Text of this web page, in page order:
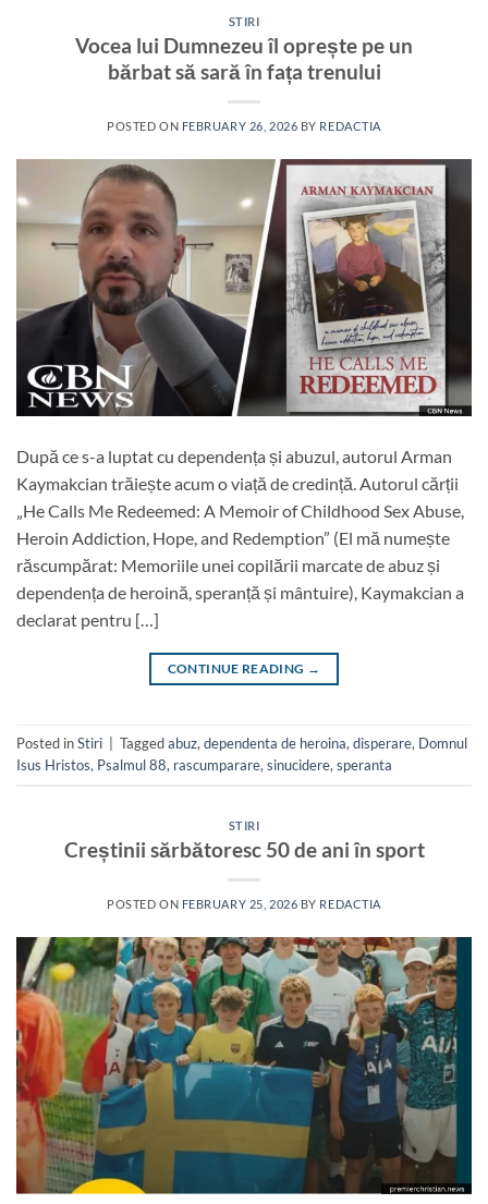
STIRI
Vocea lui Dumnezeu îl oprește pe un
bărbat să sară în fața trenului
POSTED ON FEBRUARY 26, 2026 BY REDACTIA
După ce s-a luptat cu dependența și abuzul, autorul Arman
Kaymakcian trăiește acum o viață de credință. Autorul cărții
„He Calls Me Redeemed: A Memoir of Childhood Sex Abuse,
Heroin Addiction, Hope, and Redemption” (El mă numește
răscumpărat: Memoriile unei copilării marcate de abuz și
dependența de heroină, speranță și mântuire), Kaymakcian a
declarat pentru […]
CONTINUE READING →
Posted inStiri Taggedabuz, dependenta de heroina, disperare, Domnul
Isus Hristos, Psalmul 88, rascumparare, sinucidere, speranta
STIRI
Creștinii sărbătoresc 50 de ani în sport
POSTED ON FEBRUARY 25, 2026 BY REDACTIA